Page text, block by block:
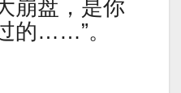
盘，是你
的……”。